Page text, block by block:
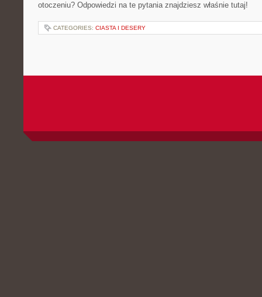
otoczeniu? Odpowiedzi na te pytania znajdziesz właśnie tutaj!
CATEGORIES: CIASTA I DESERY